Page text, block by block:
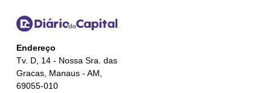
Endereço
Tv. D, 14 - Nossa Sra. das
Gracas, Manaus - AM,
69055-010